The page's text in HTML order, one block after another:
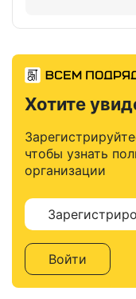
Хотите
чтобы узнать
организации
Войти